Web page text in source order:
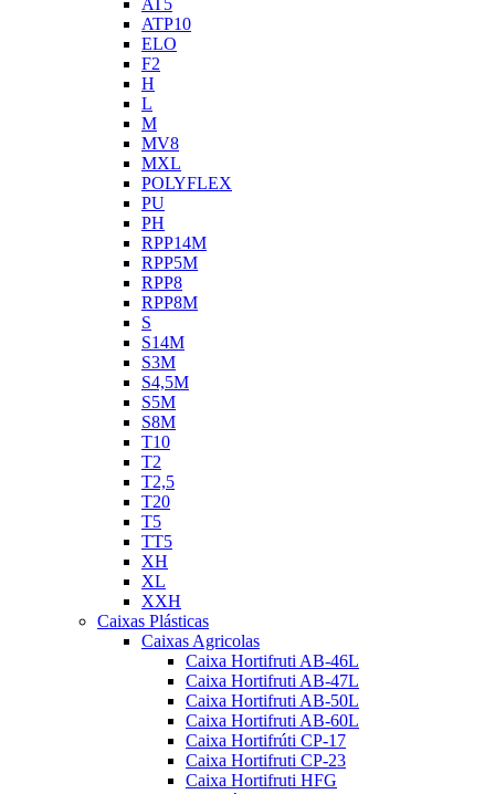
ATP10
ELO
F2
H
L
M
MV8
MXL
POLYFLEX
PU
PH
RPP14M
RPP5M
RPP8
RPP8M
S
S14M
S3M
S4,5M
S5M
S8M
T10
T2
T2,5
T20
T5
TT5
XH
XL
XXH
Caixas Plásticas
Caixas Agricolas
Caixa Hortifruti AB-46L
Caixa Hortifruti AB-47L
Caixa Hortifruti AB-50L
Caixa Hortifruti AB-60L
Caixa Hortifrúti CP-17
Caixa Hortifruti CP-23
Caixa Hortifruti HFG